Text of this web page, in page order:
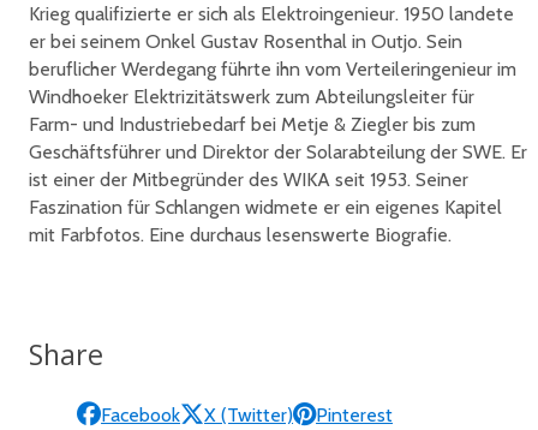
Krieg qualifizierte er sich als Elektroingenieur. 1950 landete
er bei seinem Onkel Gustav Rosenthal in Outjo. Sein
beruflicher Werdegang führte ihn vom Verteileringenieur im
Windhoeker Elektrizitätswerk zum Abteilungsleiter für
Farm- und Industriebedarf bei Metje & Ziegler bis zum
Geschäftsführer und Direktor der Solarabteilung der SWE. Er
ist einer der Mitbegründer des WIKA seit 1953. Seiner
Faszination für Schlangen widmete er ein eigenes Kapitel
mit Farbfotos. Eine durchaus lesenswerte Biografie.
Share
Facebook X (Twitter) Pinterest